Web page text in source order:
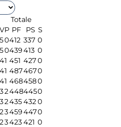
Totale
VP PF PS S
50412 337 0
50439413 0
41 451 4270
41 4874670
41 4684580
324484450
324354320
234594470
23423421 0